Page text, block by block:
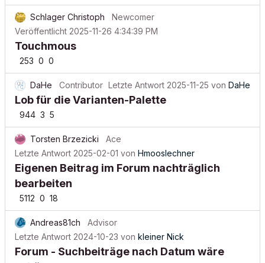
Schlager Christoph
Newcomer
Veröffentlicht 2025-11-26 4:34:39 PM
Touchmous
253 0 0
DaHe Contributor Letzte Antwort 2025-11-25 von DaHe
Lob für die Varianten-Palette
944 3 5
Torsten Brzezicki
Ace
Letzte Antwort 2025-02-01 von Hmooslechner
Eigenen Beitrag im Forum nachträglich
bearbeiten
5112 0 18
Andreas81ch
Advisor
Letzte Antwort 2024-10-23 von kleiner Nick
Forum - Suchbeiträge nach Datum wäre